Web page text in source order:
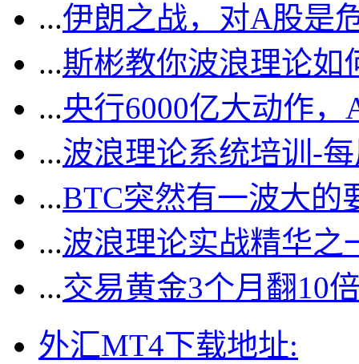
...伊朗之战，对A股是
...斯彬教你波浪理论如
...央行6000亿大动作
...波浪理论系统培训-
...BTC突然有一波大的
...波浪理论实战精华
...交易黄金3个月翻10
外汇MT4下载地址: